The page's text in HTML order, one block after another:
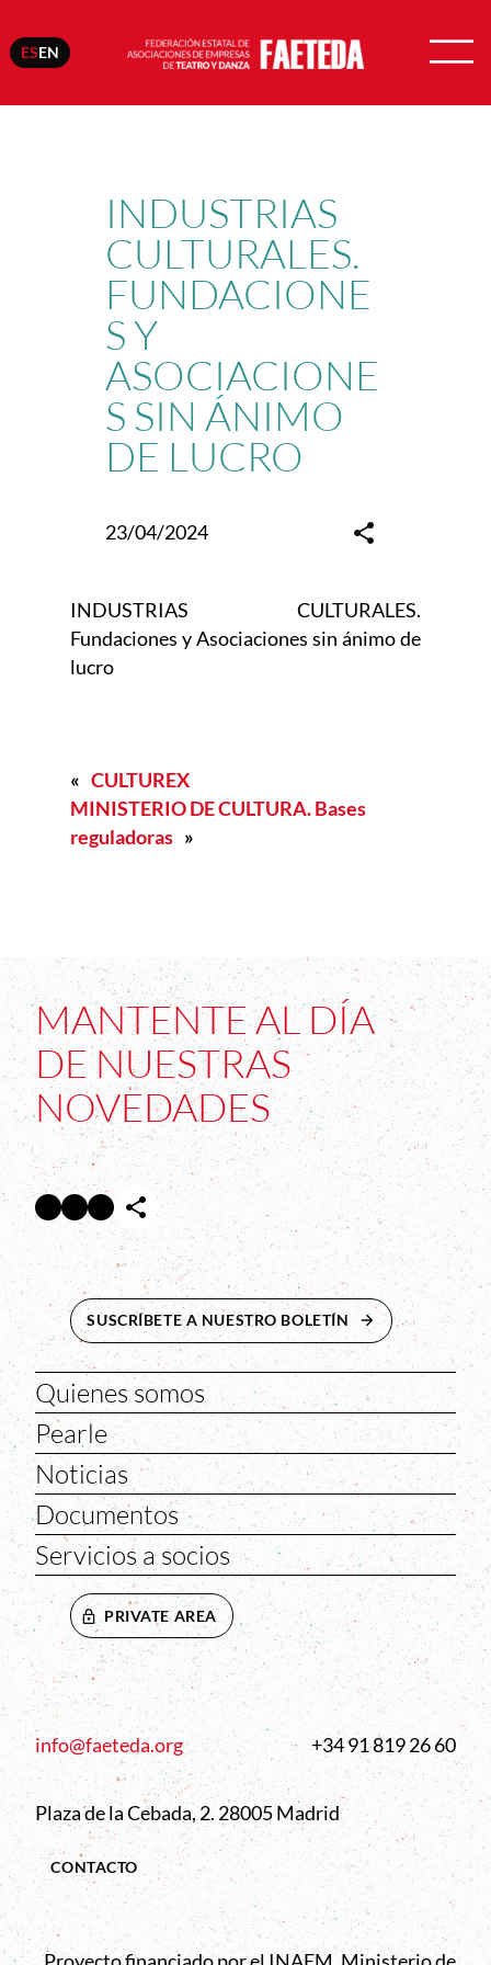
ESEN
Saltar
INDUSTRIAS
CULTURALES.
FUNDACIONE
S Y
ASOCIACIONE
S SIN ÁNIMO
DE LUCRO
23/04/2024
INDUSTRIAS CULTURALES.
Fundaciones y Asociaciones sin ánimo de
lucro
« CULTUREX
MINISTERIO DE CULTURA. Bases
reguladoras »
MANTENTE AL DÍA
DE NUESTRAS
NOVEDADES
Facebook Abre en nueva ventana
Twitter Abre en nueva ventana
InstagramAbre en nueva ventana
SUSCRÍBETE A NUESTRO BOLETÍN ABRE EN NUEVA
Quienes somos
Pearle
Noticias
Documentos
Servicios a socios
PRIVATE AREA
info@faeteda.org +34 91 819 26 60
Plaza de la Cebada, 2. 28005 Madrid
CONTACTO